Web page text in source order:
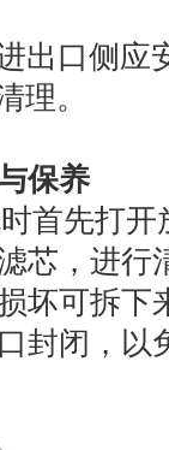
口侧应
理。
保养
先打开
芯，进行
坏可拆下
封闭，以